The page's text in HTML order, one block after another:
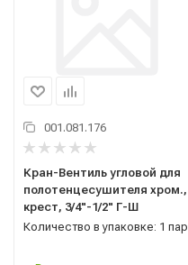
001.081.176
Кран-Вентиль угловой для
полотенцесушителя хром.,
крест, 3/4"-1/2" Г-Ш
Количество в упаковке: 1 пар